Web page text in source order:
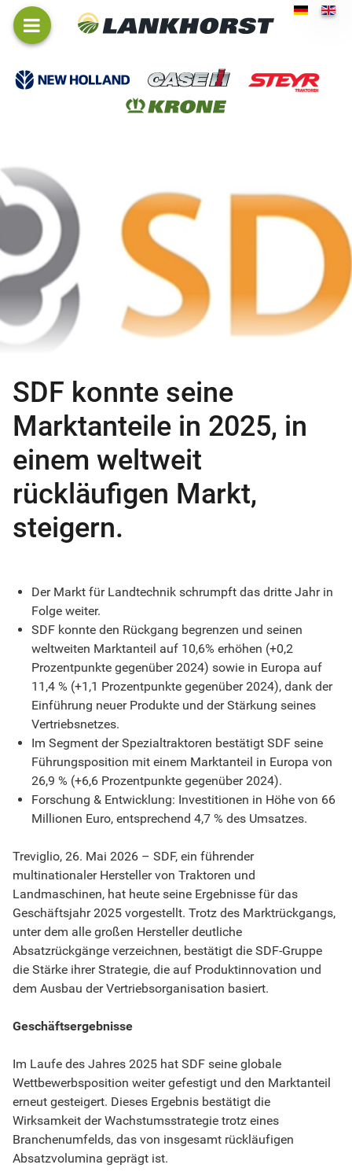
SDF konnte seine
Marktanteile in 2025, in
einem weltweit
rückläufigen Markt,
steigern.
Der Markt für Landtechnik schrumpft das dritte Jahr in
Folge weiter.
SDF konnte den Rückgang begrenzen und seinen
weltweiten Marktanteil auf 10,6% erhöhen (+0,2
Prozentpunkte gegenüber 2024) sowie in Europa auf
11,4 % (+1,1 Prozentpunkte gegenüber 2024), dank der
Einführung neuer Produkte und der Stärkung seines
Vertriebsnetzes.
Im Segment der Spezialtraktoren bestätigt SDF seine
Führungsposition mit einem Marktanteil in Europa von
26,9 % (+6,6 Prozentpunkte gegenüber 2024).
Forschung & Entwicklung: Investitionen in Höhe von 66
Millionen Euro, entsprechend 4,7 % des Umsatzes.
Treviglio, 26. Mai 2026 – SDF, ein führender
multinationaler Hersteller von Traktoren und
Landmaschinen, hat heute seine Ergebnisse für das
Geschäftsjahr 2025 vorgestellt. Trotz des Marktrückgangs,
unter dem alle großen Hersteller deutliche
Absatzrückgänge verzeichnen, bestätigt die SDF-Gruppe
die Stärke ihrer Strategie, die auf Produktinnovation und
dem Ausbau der Vertriebsorganisation basiert.
Geschäftsergebnisse
Im Laufe des Jahres 2025 hat SDF seine globale
Wettbewerbsposition weiter gefestigt und den Marktanteil
erneut gesteigert. Dieses Ergebnis bestätigt die
Wirksamkeit der Wachstumsstrategie trotz eines
Branchenumfelds, das von insgesamt rückläufigen
Absatzvolumina geprägt ist.